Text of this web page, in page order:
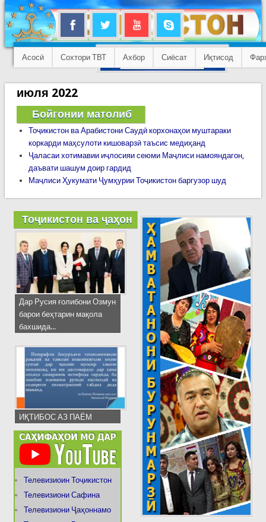
Асосӣ Сохтори ТВТ Ахбор Сиёсат Иқтисод
июля 2022
Бойгонии матолиб
Тоҷикистон ва Арабистони Саудӣ корхонаҳои муштараки
коркарди маҳсулоти кишоварзӣ таъсис медиҳанд
Ҷаласаи хотимавии иҷлосияи сеюми Маҷлиси намояндагон,
даъвати шашум доир гардид
Маҷлиси Ҳукумати Ҷумҳурии Тоҷикистон баргузор шуд
Тоҷикистон ва ҷаҳон
Дар Русия ғолибони Озмун
барои беҳтарин мақола
бахшида...
ИҚТИБОС АЗ ПАЁМ
Телевизиоин Тоҷикистон
Телевизиони Сафина
Телевизиони Ҷаҳоннамо